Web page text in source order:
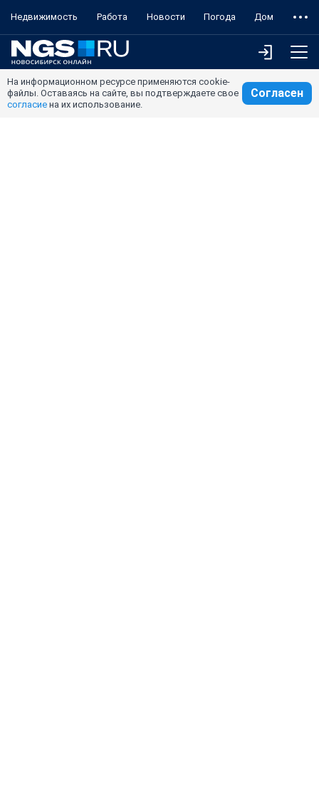
Недвижимость Работа Новости Погода Дом
На информационном ресурсе применяются cookie-
файлы. Оставаясь на сайте, вы подтверждаете свое
согласие на их использование.
Согласен